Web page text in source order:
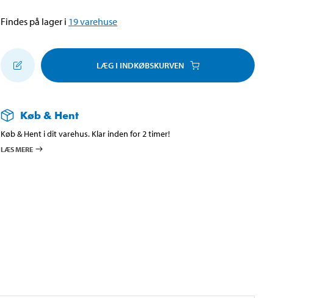
Findes på lager i 19varehuse
LÆG I INDKØBSKURVEN
Køb & Hent
Køb & Hent i dit varehus. Klar inden for 2 timer!
LÆS MERE